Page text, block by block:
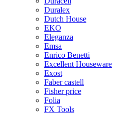
Duralex
Dutch House
EKO
Eleganza
Emsa
Enrico Benetti
Excellent Houseware
Exost
Faber castell
Fisher price
Folia
FX Tools